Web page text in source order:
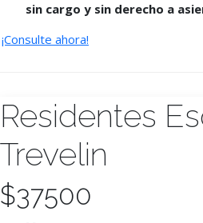
sin cargo y sin derecho a
¡Consulte ahora!
Residentes
Trevelin
$37500